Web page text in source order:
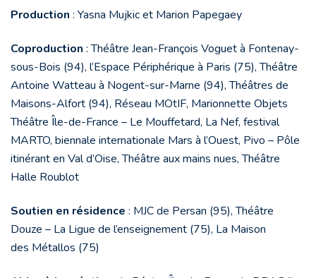
Production : Yasna Mujkic et Marion Papegaey
Coproduction : Théâtre Jean-François Voguet à Fontenay-
sous-Bois (94), l’Espace Périphérique à Paris (75), Théâtre
Antoine Watteau à Nogent-sur-Marne (94), Théâtres de
Maisons-Alfort (94), Réseau MOtIF, Marionnette Objets
Théâtre Île-de-France – Le Mouffetard, La Nef, festival
MARTO, biennale internationale Mars à l’Ouest, Pivo – Pôle
itinérant en Val d’Oise, Théâtre aux mains nues, Théâtre
Halle Roublot
Soutien en résidence : MJC de Persan (95), Théâtre
Douze – La Ligue de l’enseignement (75), La Maison
des Métallos (75)